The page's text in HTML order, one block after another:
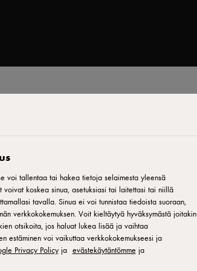
voi tallentaa tai hakea tietoja selaimesta yleensä
koskea sinua, asetuksiasi tai laitettasi tai niillä
tavalla. Sinua ei voi tunnistaa tiedoista suoraan,
verkkokokemuksen. Voit kieltäytyä hyväksymästä joitakin
otsikoita, jos haluat lukea lisää ja vaihtaa
estäminen voi vaikuttaa verkkokokemukseesi ja
Privacy Policyja evästekäytäntömme ja